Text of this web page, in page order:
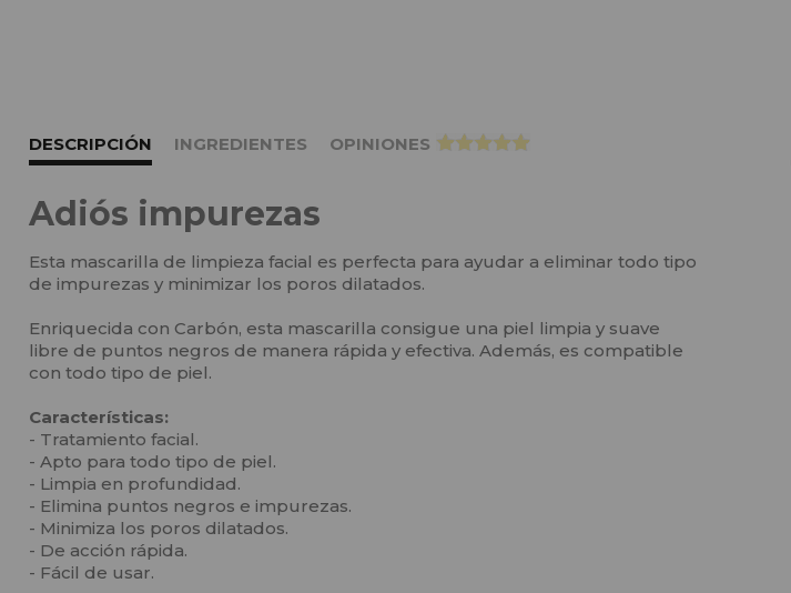
DESCRIPCIÓN INGREDIENTES OPINIONES >
Adiós impurezas
Esta mascarilla de limpieza facial es perfecta para ayudar a eliminar todo tipo
de impurezas y minimizar los poros dilatados.
Enriquecida con Carbón, esta mascarilla consigue una piel limpia y suave
libre de puntos negros de manera rápida y efectiva. Además, es compatible
con todo tipo de piel.
Características:
- Tratamiento facial.
- Apto para todo tipo de piel.
- Limpia en profundidad.
- Elimina puntos negros e impurezas.
- Minimiza los poros dilatados.
- De acción rápida.
- Fácil de usar.